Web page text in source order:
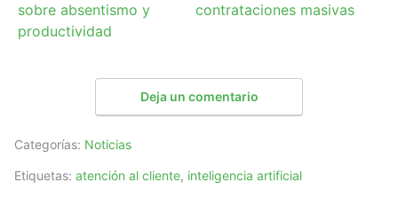
sobre absentismo y
productividad
contrataciones masivas
Deja un comentario
Categorías: Noticias
Etiquetas: atención al cliente, inteligencia artificial